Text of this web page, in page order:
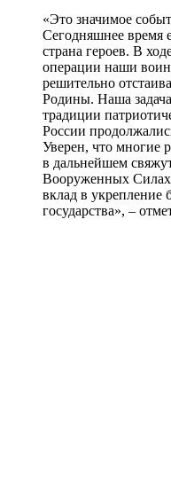
«Это значимое
Сегодняшнее время
страна героев. В
операции наши
решительно
Родины. Наша
традиции
России
Уверен, что многие
в дальнейшем
Вооруженных Силах
вклад в укрепление
государства», –